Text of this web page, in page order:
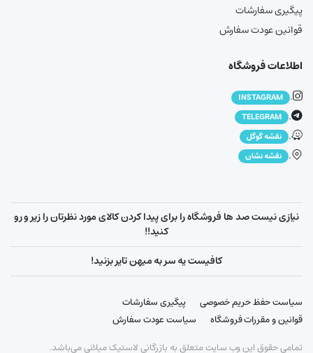
پیگیری سفارشات
قوانین عودت سفارش
اطلاعات فروشگاه
.
INSTAGRAM
.
TELEGRAM
. نقشه گوگل
. نقشه نشان
نیازی نیست صد ها فروشگاه را برای پیدا کردن کالای مورد نظرتان را زیر و رو
کنید!!
کافیست یه سر به میهن تایر بزنید!
سیاست حفظ حریم خصوصی
پیگیری سفارشات
قوانین و مقررات فروشگاه
سیاست عودت سفارش
تمامی حقوق این وب سایت متعلق به بازرگانی لاستیک میلانی می‌باشد.